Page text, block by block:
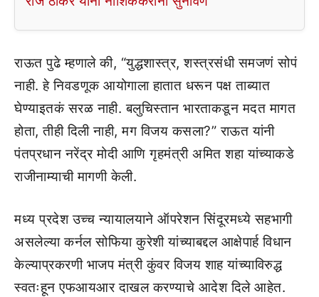
राऊत पुढे म्हणाले की, “युद्धशास्त्र, शस्त्रसंधी समजणं सोपं
नाही. हे निवडणूक आयोगाला हातात धरून पक्ष ताब्यात
घेण्याइतकं सरळ नाही. बलुचिस्तान भारताकडून मदत मागत
होता, तीही दिली नाही, मग विजय कसला?” राऊत यांनी
पंतप्रधान नरेंद्र मोदी आणि गृहमंत्री अमित शहा यांच्याकडे
राजीनाम्याची मागणी केली.
मध्य प्रदेश उच्च न्यायालयाने ऑपरेशन सिंदूरमध्ये सहभागी
असलेल्या कर्नल सोफिया कुरेशी यांच्याबद्दल आक्षेपार्ह विधान
केल्याप्रकरणी भाजप मंत्री कुंवर विजय शाह यांच्याविरुद्ध
स्वतःहून एफआयआर दाखल करण्याचे आदेश दिले आहेत.